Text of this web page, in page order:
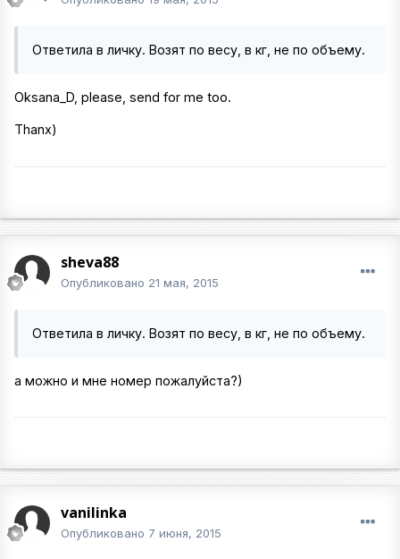
Ответила в личку. Возят по весу, в кг, не по объему.
Oksana_D, please, send for me too.
Thanx)
sheva88
Опубликовано 21 мая, 2015
Ответила в личку. Возят по весу, в кг, не по объему.
а можно и мне номер пожалуйста?)
vanilinka
Опубликовано 7 июня, 2015